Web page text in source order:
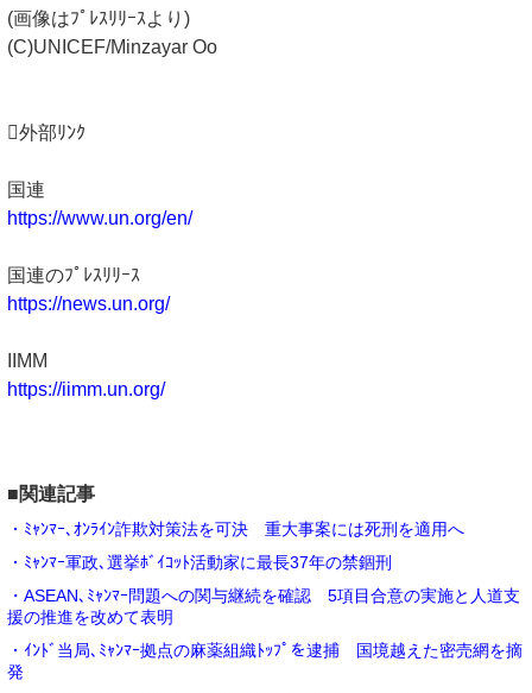
(画像はﾌﾟﾚｽﾘﾘｰｽより)
(C)UNICEF/Minzayar Oo
外部ﾘﾝｸ
国連
https://www.un.org/en/
国連のﾌﾟﾚｽﾘﾘｰｽ
https://news.un.org/
IIMM
https://iimm.un.org/
■関連記事
・ﾐｬﾝﾏｰ､ｵﾝﾗｲﾝ詐欺対策法を可決 重大事案には死刑を適用へ
・ﾐｬﾝﾏｰ軍政､選挙ﾎﾞｲｺｯﾄ活動家に最長37年の禁錮刑
・ASEAN､ﾐｬﾝﾏｰ問題への関与継続を確認 5項目合意の実施と人道支
援の推進を改めて表明
・ｲﾝﾄﾞ当局､ﾐｬﾝﾏｰ拠点の麻薬組織ﾄｯﾌﾟを逮捕 国境越えた密売網を摘
発